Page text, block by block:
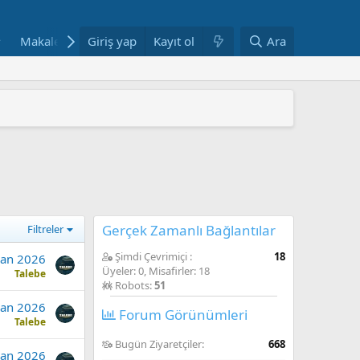
Makaleler Fotoğraflar Bloglar Haftanın
Giriş yap Kayıt ol Ara
DESTEKLENDİ
yeniden yapılandırıyor
Filtreler
2026
Talebe
2026
Talebe
2026
Gerçek Zamanlı Bağlantılar
Şimdi Çevrimiçi
18
Üyeler: 0, Misafirler: 18
Robots:51
Forum Görünümleri
Bugün Ziyaretçiler 668